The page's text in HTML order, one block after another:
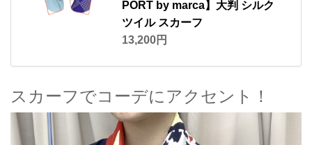
PORT by marca】大判 シルク
ツイル スカーフ
13,200円
スカーフでコーデにアクセント！